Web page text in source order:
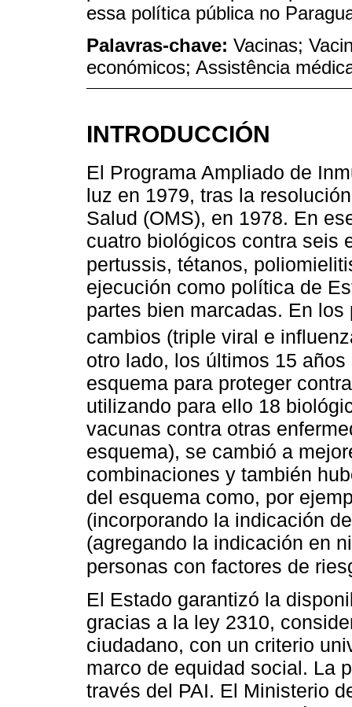
essa política pública no
Palavras-chave: Vacinas;
económicos; Assistência
INTRODUCCIÓN
El Programa Ampliado de
luz en 1979, tras la
Salud (OMS), en 1978. En
cuatro biológicos contra seis
pertussis, tétanos,
ejecución como política de
partes bien marcadas. En
cambios (triple viral e
otro lado, los últimos 15
esquema para proteger
utilizando para ello 18
vacunas contra otras
esquema), se cambió a
combinaciones y también
del esquema como, por
(incorporando la indicación
(agregando la indicación en
personas con factores de
El Estado garantizó la
gracias a la ley 2310,
ciudadano, con un criterio
marco de equidad social. La
través del PAI. El Ministerio